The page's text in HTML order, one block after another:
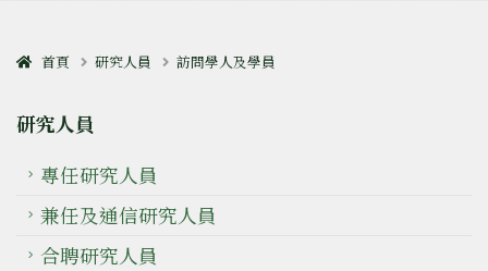
首頁 研究人員 訪問學人及學員
研究人員
專任研究人員
兼任及通信研究人員
合聘研究人員